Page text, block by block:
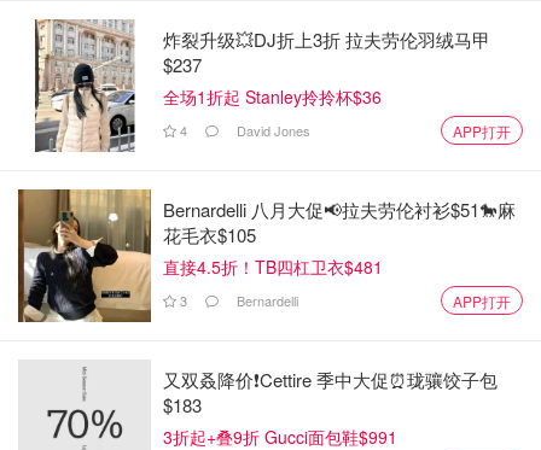
炸裂升级💥DJ折上3折 拉夫劳伦羽绒马甲
$237
全场1折起 Stanley拎拎杯$36
4 David Jones APP打开
Bernardelli 八月大促📢拉夫劳伦衬衫$51🐎麻
花毛衣$105
直接4.5折！TB四杠卫衣$481
3 Bernardelli APP打开
又双叒降价❗️Cettire 季中大促⏰珑骧饺子包
$183
3折起+叠9折 Gucci面包鞋$991